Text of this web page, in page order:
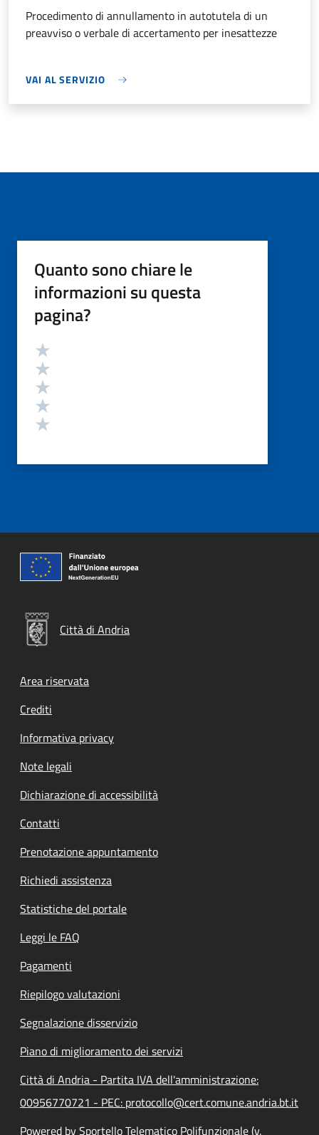
Procedimento di annullamento in autotutela di un
preavviso o verbale di accertamento per inesattezze
VAI AL SERVIZIO
Quanto sono chiare le
informazioni su questa
pagina?
Valutazione
Città di Andria
Footer menu
Area riservata
Crediti
Informativa privacy
Note legali
Dichiarazione di accessibilità
Contatti
Prenotazione appuntamento
Richiedi assistenza
Statistiche del portale
Leggi le FAQ
Pagamenti
Riepilogo valutazioni
Segnalazione disservizio
Piano di miglioramento dei servizi
Città di Andria - Partita IVA dell'amministrazione:
00956770721 - PEC: protocollo@cert.comune.andria.bt.it
Powered by Sportello Telematico Polifunzionale (v.